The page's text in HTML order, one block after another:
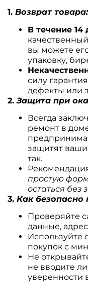
1.Возврат
В течение 14
вы можете
упаковку,
силу
дефекты или
2.Защита при
Всегда
ремонт в
защитят ваши
так.
простую
остаться без
3.Как безопасно
Проверяйте
данные,
Используйте
покупок с
Не
не вводите
уверенности